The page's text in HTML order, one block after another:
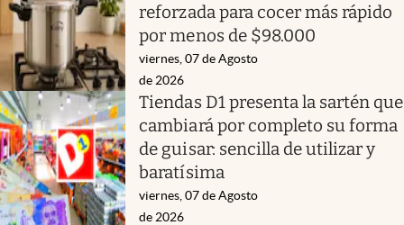
reforzada para cocer más rápido
por menos de $98.000
viernes, 07 de Agosto
de 2026
Tiendas D1 presenta la sartén que
cambiará por completo su forma
de guisar: sencilla de utilizar y
baratísima
viernes, 07 de Agosto
de 2026